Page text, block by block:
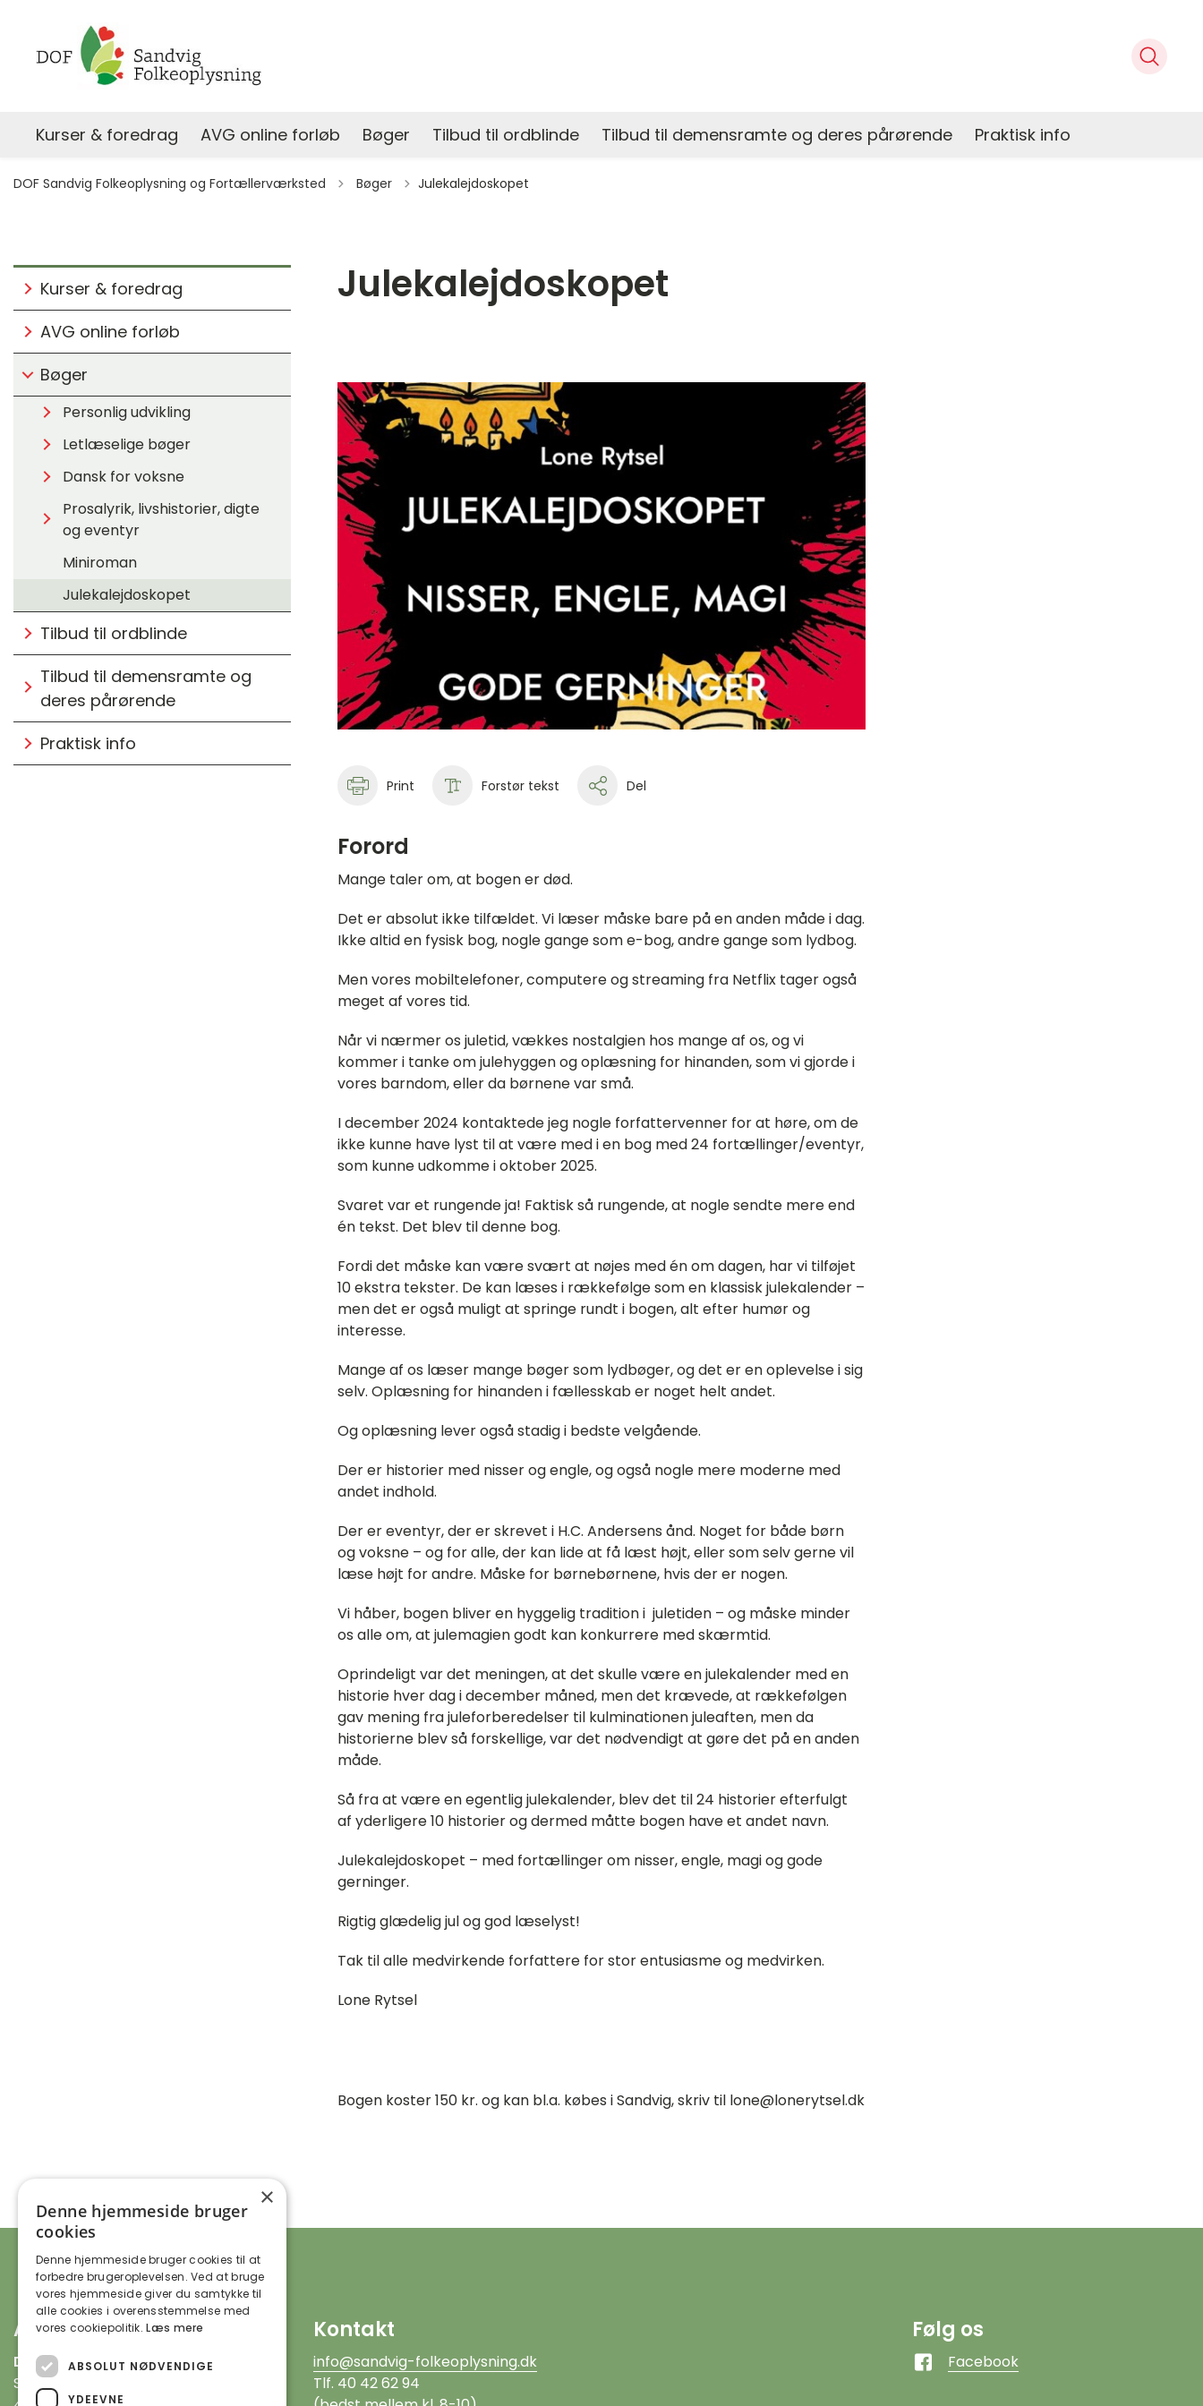
Kurser & foredrag AVG online forløb Bøger Tilbud til ordblinde Tilbud til demensramte og deres pårørende Praktisk info
DOF Sandvig Folkeoplysning og Fortællerværksted Tilbage til
Bøger Julekalejdoskopet
Kurser & foredrag
AVG online forløb
Bøger
Personlig udvikling
Letlæselige bøger
Dansk for voksne
Prosalyrik, livshistorier, digte
og eventyr
Miniroman
Julekalejdoskopet
Tilbud til ordblinde
Tilbud til demensramte og
deres pårørende
Praktisk info
Julekalejdoskopet
Print Forstør tekst Del
Forord
Mange taler om, at bogen er død.
Det er absolut ikke tilfældet. Vi læser måske bare på en anden måde i dag.
Ikke altid en fysisk bog, nogle gange som e-bog, andre gange som lydbog.
Men vores mobiltelefoner, computere og streaming fra Netflix tager også
meget af vores tid.
Når vi nærmer os juletid, vækkes nostalgien hos mange af os, og vi
kommer i tanke om julehyggen og oplæsning for hinanden, som vi gjorde i
vores barndom, eller da børnene var små.
I december 2024 kontaktede jeg nogle forfattervenner for at høre, om de
ikke kunne have lyst til at være med i en bog med 24 fortællinger/eventyr,
som kunne udkomme i oktober 2025.
Svaret var et rungende ja! Faktisk så rungende, at nogle sendte mere end
én tekst. Det blev til denne bog.
Fordi det måske kan være svært at nøjes med én om dagen, har vi tilføjet
10 ekstra tekster. De kan læses i rækkefølge som en klassisk julekalender –
men det er også muligt at springe rundt i bogen, alt efter humør og
interesse.
Mange af os læser mange bøger som lydbøger, og det er en oplevelse i sig
selv. Oplæsning for hinanden i fællesskab er noget helt andet.
Og oplæsning lever også stadig i bedste velgående.
Der er historier med nisser og engle, og også nogle mere moderne med
andet indhold.
Der er eventyr, der er skrevet i H.C. Andersens ånd. Noget for både børn
og voksne – og for alle, der kan lide at få læst højt, eller som selv gerne vil
læse højt for andre. Måske for børnebørnene, hvis der er nogen.
Vi håber, bogen bliver en hyggelig tradition i juletiden – og måske minder
os alle om, at julemagien godt kan konkurrere med skærmtid.
Oprindeligt var det meningen, at det skulle være en julekalender med en
historie hver dag i december måned, men det krævede, at rækkefølgen
gav mening fra juleforberedelser til kulminationen juleaften, men da
historierne blev så forskellige, var det nødvendigt at gøre det på en anden
måde.
Så fra at være en egentlig julekalender, blev det til 24 historier efterfulgt
af yderligere 10 historier og dermed måtte bogen have et andet navn.
Julekalejdoskopet – med fortællinger om nisser, engle, magi og gode
gerninger.
Rigtig glædelig jul og god læselyst!
Tak til alle medvirkende forfattere for stor entusiasme og medvirken.
Lone Rytsel
Bogen koster 150 kr. og kan bl.a. købes i Sandvig, skriv til lone@lonerytsel.dk
Adresse
DOF Sandvig Folkeoplysning
Sandevej 3, Sandvig
Kontakt
info@sandvig-folkeoplysning.dk
Tlf. 40 42 62 94
Følg os
Facebook
×
Denne hjemmeside bruger
cookies
Denne hjemmeside bruger cookies til at
forbedre brugeroplevelsen. Ved at bruge
vores hjemmeside giver du samtykke til
alle cookies i overensstemmelse med
vores cookiepolitik.Læs mere
ABSOLUT NØDVENDIGE
YDEEVNE